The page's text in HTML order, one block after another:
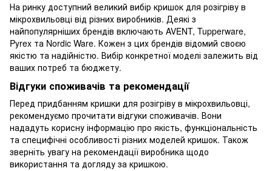
На ринку доступний великий вибір кришок для розігріву в
мікрохвильовці від різних виробників. Деякі з
найпопулярніших брендів включають AVENT, Tupperware,
Pyrex та Nordic Ware. Кожен з цих брендів відомий своєю
якістю та надійністю. Вибір конкретної моделі залежить від
ваших потреб та бюджету.
Відгуки споживачів та рекомендації
Перед придбанням кришки для розігріву в мікрохвильовці,
рекомендуємо прочитати відгуки споживачів. Вони
нададуть корисну інформацію про якість, функціональність
та специфічні особливості різних моделей кришок. Також
зверніть увагу на рекомендації виробника щодо
використання та догляду за кришкою.